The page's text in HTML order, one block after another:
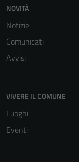
NOVITÀ
Notizie
Comunicati
Avvisi
VIVERE IL COMUNE
Luoghi
Eventi